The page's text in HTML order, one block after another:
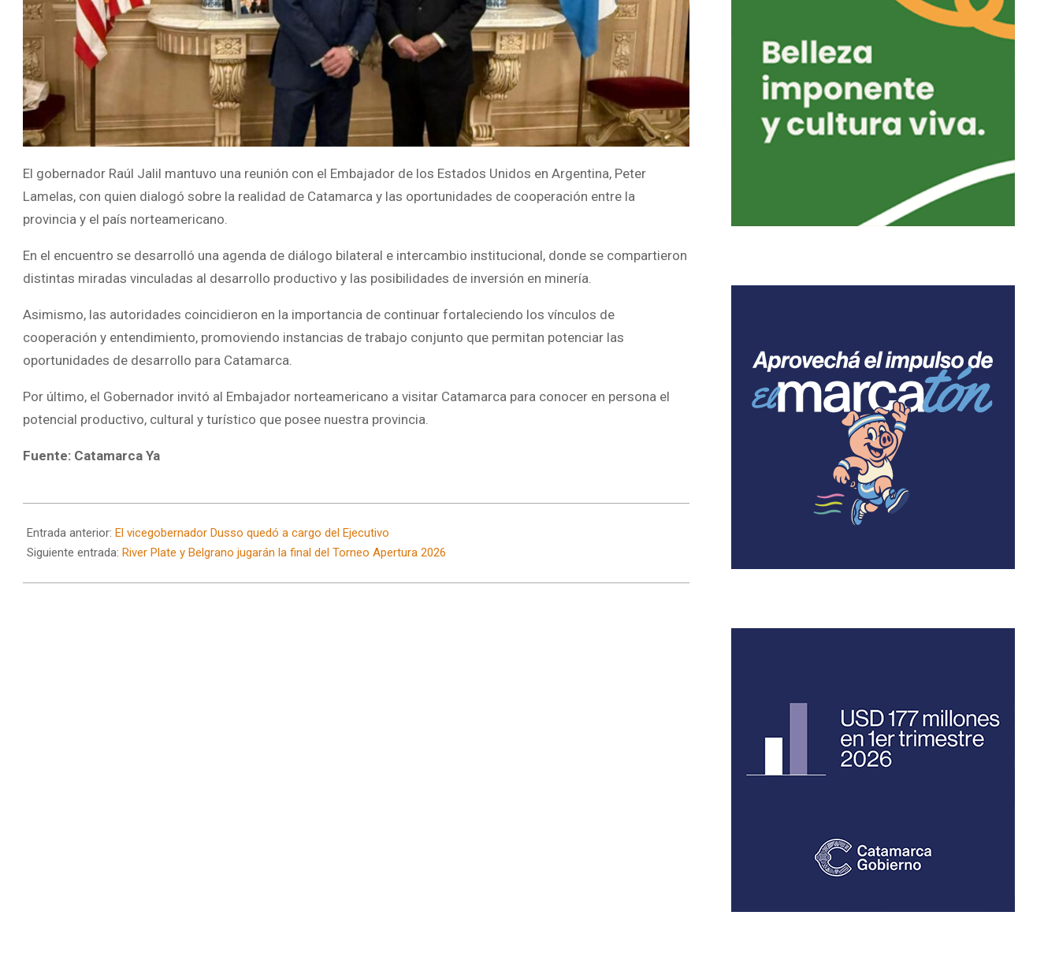
El gobernador Raúl Jalil mantuvo una reunión con el Embajador de los Estados Unidos en Argentina, Peter
Lamelas, con quien dialogó sobre la realidad de Catamarca y las oportunidades de cooperación entre la
provincia y el país norteamericano.
En el encuentro se desarrolló una agenda de diálogo bilateral e intercambio institucional, donde se compartieron
distintas miradas vinculadas al desarrollo productivo y las posibilidades de inversión en minería.
Asimismo, las autoridades coincidieron en la importancia de continuar fortaleciendo los vínculos de
cooperación y entendimiento, promoviendo instancias de trabajo conjunto que permitan potenciar las
oportunidades de desarrollo para Catamarca.
Por último, el Gobernador invitó al Embajador norteamericano a visitar Catamarca para conocer en persona el
potencial productivo, cultural y turístico que posee nuestra provincia.
Fuente: Catamarca Ya
05-
15
Entrada anterior: El vicegobernador Dusso quedó a cargo del Ejecutivo
Siguiente entrada: River Plate y Belgrano jugarán la final del Torneo Apertura 2026